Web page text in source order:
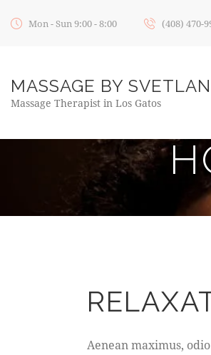
Mon - Sun 9:00 - 8:00 (408) 470-
MASSAGE BY
Massage Therapist in Los Gatos
Aenean maximus,